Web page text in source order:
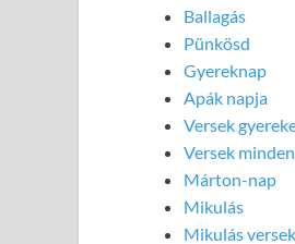
Ballagás
Pünkösd
Gyereknap
Apák napja
Versek
Versek
Márton-nap
Mikulás
Mikulás versek